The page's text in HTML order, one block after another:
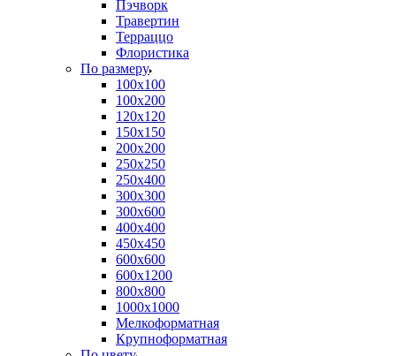
Пэчворк
Травертин
Терраццо
Флористика
По размеру
100х100
100х200
120х120
150х150
200х200
250х250
250х400
300х300
300х600
400х400
450х450
600х600
600х1200
800х800
1000х1000
Мелкоформатная
Крупноформатная